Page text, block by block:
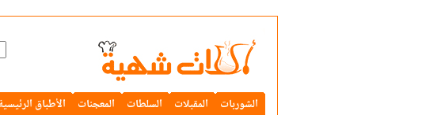
الشوربات المقبلات السلطات المعجنات الأطباق